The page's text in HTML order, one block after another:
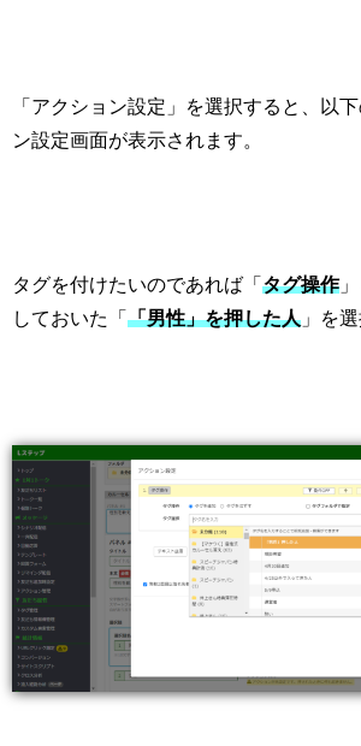
「アクション設定」を選択すると、以
ン設定画面が表示されます。
タグを付けたいのであれば「 タグ操作
しておいた「 「男性」を押した人 」を